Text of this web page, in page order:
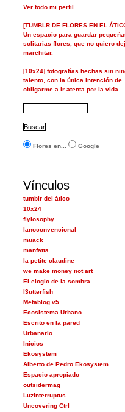
Ver todo mi perfil
[TUMBLR DE FLORES EN EL
Un espacio para guardar
solitarias flores, que no quiero
marchitar.
[10x24] fotografías hechas sin
talento, con la única intención de
obligarme a ir atenta por la vida.
Flores en... Google
Vínculos
tumblr del ático
10x24
flylosophy
lanoconvencional
muack
manfatta
la petite claudine
we make money not art
El elogio de la sombra
l3utterfish
Metablog v5
Ecosistema Urbano
Escrito en la pared
Urbanario
Inicios
Ekosystem
Alberto de Pedro Ekosystem
Espacio apropiado
outsidermag
Luzinterruptus
Uncovering Ctrl